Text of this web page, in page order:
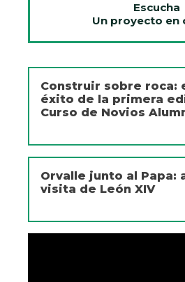
Escucha
Un proyecto en
Construir sobre roca:
éxito de la primera
Curso de Novios
Orvalle junto al Papa:
visita de León XIV